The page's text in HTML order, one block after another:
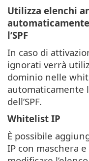
Utilizza elenchi
l’SPF
In caso di
ignorati verrà
dominio nelle
automaticamente
dell’SPF.
Whitelist IP
È possibile
IP con maschera e